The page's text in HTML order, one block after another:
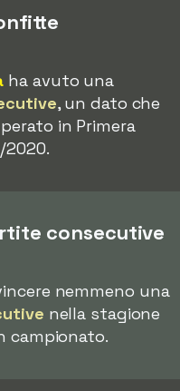
ha avuto una
, un dato che
in Primera
2020.
consecutive
nemmeno una
nella stagione
campionato.